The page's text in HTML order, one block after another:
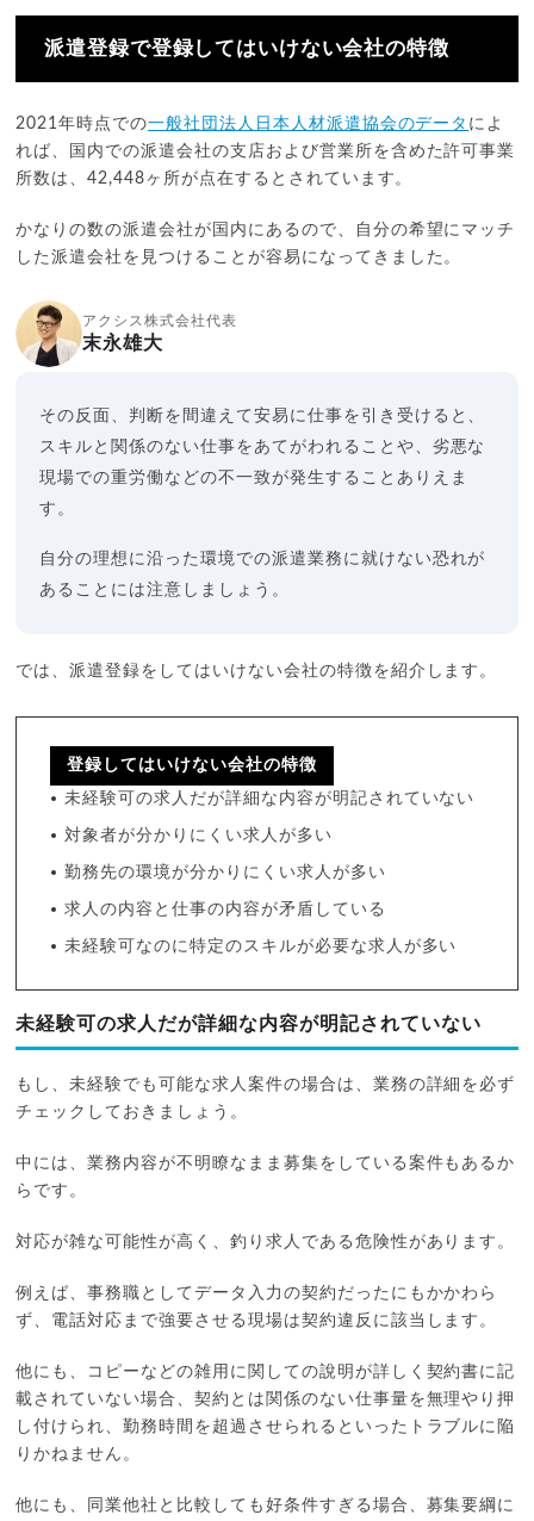
派遣登録で登録してはいけない会社の特徴
2021年時点での一般社団法人日本人材派遣協会のデータ によ
れば、国内での派遣会社の支店および営業所を含めた許可事業
所数は、42,448ヶ所が点在するとされています。
かなりの数の派遣会社が国内にあるので、自分の希望にマッチ
した派遣会社を見つけることが容易になってきました。
アクシス株式会社代表
末永雄大
その反面、判断を間違えて安易に仕事を引き受けると、
スキルと関係のない仕事をあてがわれることや、劣悪な
現場での重労働などの不一致が発生することありえま
す。
自分の理想に沿った環境での派遣業務に就けない恐れが
あることには注意しましょう。
では、派遣登録をしてはいけない会社の特徴を紹介します。
登録してはいけない会社の特徴
未経験可の求人だが詳細な内容が明記されていない
対象者が分かりにくい求人が多い
勤務先の環境が分かりにくい求人が多い
求人の内容と仕事の内容が矛盾している
未経験可なのに特定のスキルが必要な求人が多い
未経験可の求人だが詳細な内容が明記されていない
もし、未経験でも可能な求人案件の場合は、業務の詳細を必ず
チェックしておきましょう。
中には、業務内容が不明瞭なまま募集をしている案件もあるか
らです。
対応が雑な可能性が高く、釣り求人である危険性があります。
例えば、事務職としてデータ入力の契約だったにもかかわら
ず、電話対応まで強要させる現場は契約違反に該当します。
他にも、コピーなどの雑用に関しての說明が詳しく契約書に記
載されていない場合、契約とは関係のない仕事量を無理やり押
し付けられ、勤務時間を超過させられるといったトラブルに陥
りかねません。
他にも、同業他社と比較しても好条件すぎる場合、募集要綱に